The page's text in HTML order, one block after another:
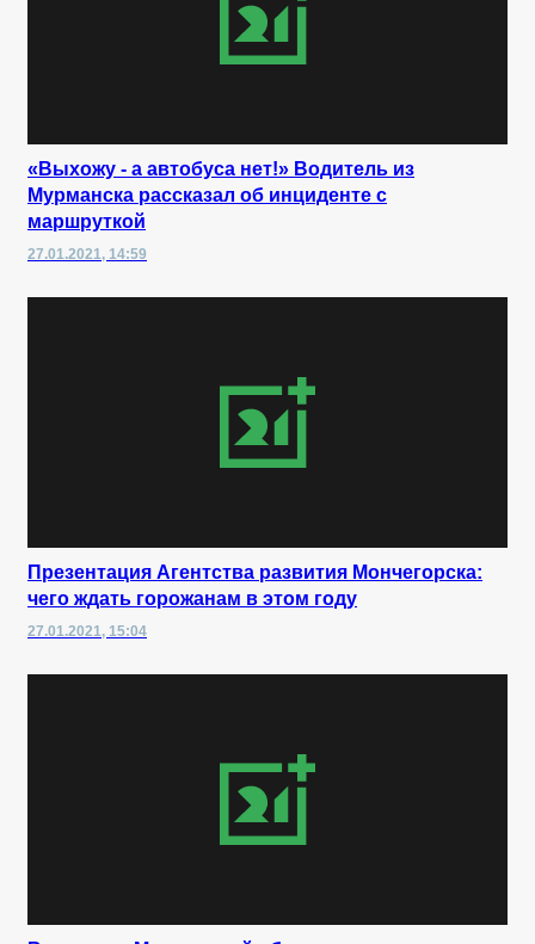
«Выхожу - а автобуса нет!» Водитель из
Мурманска рассказал об инциденте с
маршруткой
27.01.2021, 14:59
Презентация Агентства развития Мончегорска:
чего ждать горожанам в этом году
27.01.2021, 15:04